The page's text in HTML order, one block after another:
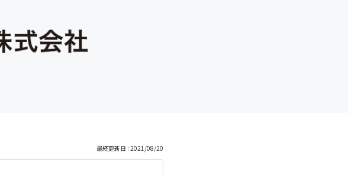
最終更新日 : 2021/08/20